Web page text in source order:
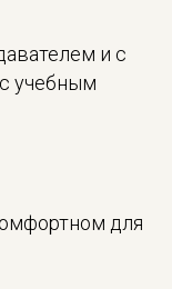
и с
учебным
для